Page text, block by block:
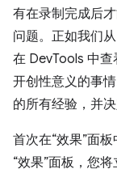
有在录制完成后
问题。正如我们从
在 DevTools 中
开创性意义的事
的所有经验，并
首次在“效果”面
“效果”面板，您